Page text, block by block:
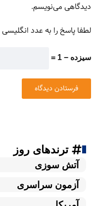
دیدگاهی می‌نویسم.
لطفا پاسخ را به عدد انگلیسی
سیزده − 1 =
ترندهای روز
آتش سوزی
آزمون سراسری